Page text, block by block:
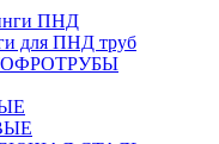
ПНД
для ПНД труб